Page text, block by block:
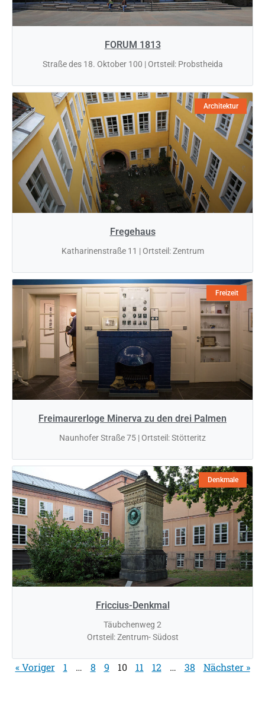
FORUM 1813
Straße des 18. Oktober 100 | Ortsteil: Probstheida
Architektur
Fregehaus
Katharinenstraße 11 | Ortsteil: Zentrum
Freizeit
Freimaurerloge Minerva zu den drei Palmen
Naunhofer Straße 75 | Ortsteil: Stötteritz
Denkmale
Friccius-Denkmal
Täubchenweg 2
Ortsteil: Zentrum- Südost
« Voriger 1 … 8 9 10 11 12 … 38 Nächster »